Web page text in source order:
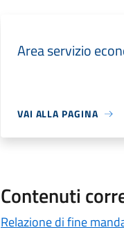
Area servizio
VAI ALLA PAGINA
Contenuti
Relazione di fine